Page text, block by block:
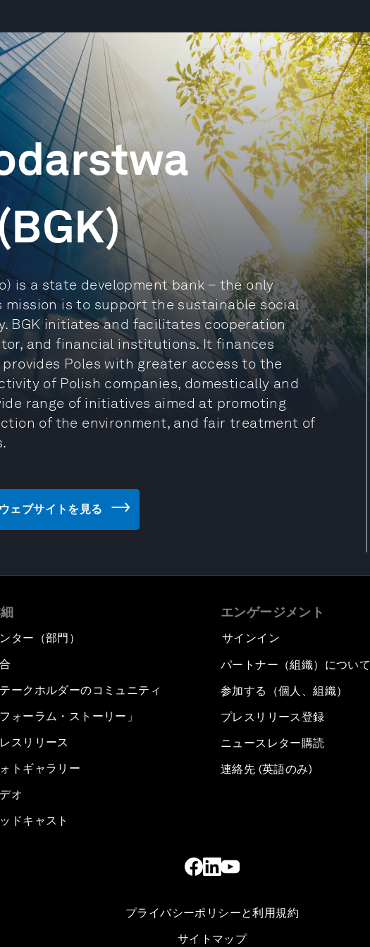
is a state development bank – the only
is to support the sustainable social
BGK initiates and facilitates cooperation
and financial institutions. It finances
Poles with greater access to the
of Polish companies, domestically and
range of initiatives aimed at promoting
of the environment, and fair treatment of
ェブサイトを見る
ター（部門）
ークホルダーのコミュニティ
フォーラム・ストーリー」
スリリース
トギャラリー
オ
ドキャスト
エンゲージメント
サインイン
パートナー（組織）について
参加する（個人、組織）
プレスリリース登録
ニュースレター購読
連絡先 (英語のみ)
プライバシーポリシーと利用規約
サイトマップ